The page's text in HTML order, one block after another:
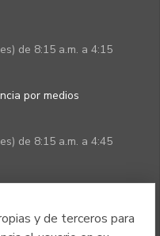
y de terceros para
de 8:15 a.m. a 4:15
por medios
de 8:15 a.m. a 4:45